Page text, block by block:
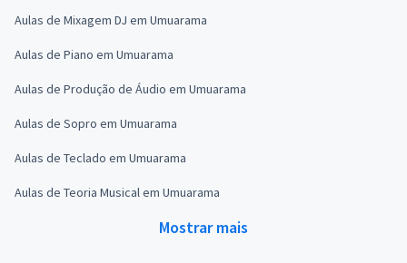
Aulas de Mixagem DJ em Umuarama
Aulas de Piano em Umuarama
Aulas de Produção de Áudio em Umuarama
Aulas de Sopro em Umuarama
Aulas de Teclado em Umuarama
Aulas de Teoria Musical em Umuarama
Mostrar mais